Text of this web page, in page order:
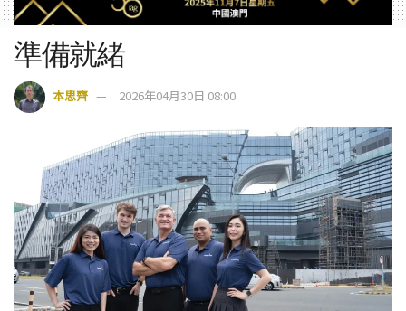
準備就緒
本思齊 2026年04月30日 08:00